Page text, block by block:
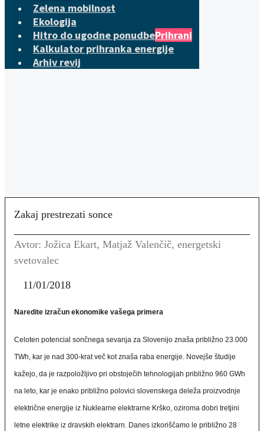
Zelena mobilnost
Ekologija
Hitro do ugodne ponudbePrihrani
Kalkulator prihranka energije
Arhiv revij
Zakaj prestrezati sonce
Avtor: Jožica Ekart, Matjaž Valenčič, energetski
svetovalec
11/01/2018
Naredite izračun ekonomike vašega primera
Celoten potencial sončnega sevanja za Slovenijo znaša približno 23.000
TWh, kar je nad 300-krat več kot znaša raba energije. Novejše študije
kažejo, da je razpoložljivo pri obstoječih tehnologijah približno 960 GWh
na leto, kar je enako približno polovici slovenskega deleža proizvodnje
električne energije iz Nuklearne elektrarne Krško, oziroma dobri tretjini
letne elektrike iz dravskih elektrarn. Danes izkoriščamo le približno 28